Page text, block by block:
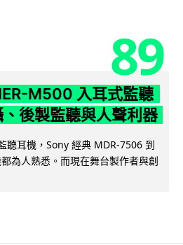
89
M500 入耳式監聽
後製監聽與人聲利器
聽耳機，Sony 經典 MDR-7506 到
為人熟悉。而現在舞台製作者與創